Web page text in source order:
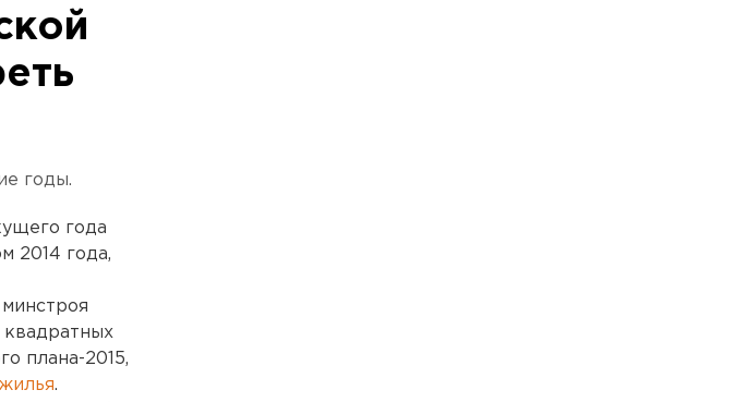
годы.
года
2014 года,
квадратных
плана-2015,
жилья.